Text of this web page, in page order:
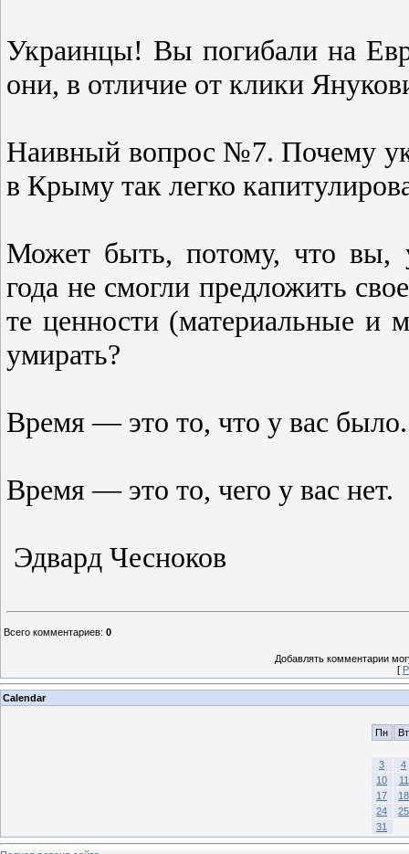
Украинцы! Вы погибали на
они, в отличие от клики
Наивный вопрос №7. Почему
в Крыму так легко
Может быть, потому, что вы,
года не смогли предложить
те ценности (материальные и
умирать?
Время — это то, что у вас было.
Время — это то, чего у вас нет.
Эдвард Чесноков
Всего комментариев: 0
Добавлять комментарии
[
Calendar
Пн Вт
3
4
10
11
17
18
24
25
31